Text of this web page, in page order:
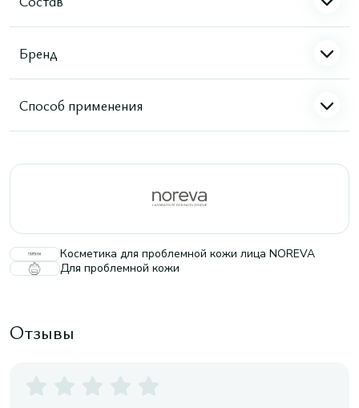
Бренд
Способ применения
Косметика для проблемной кожи лица NOREVA
Для проблемной кожи
Отзывы